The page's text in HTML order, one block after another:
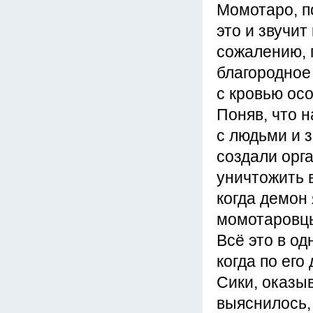
Момотаро,
это и
сожалению,
с кровью
Поняв, что
с людьми и
создали
уничтожить
когда демон
Всё это в
когда по
Сики,